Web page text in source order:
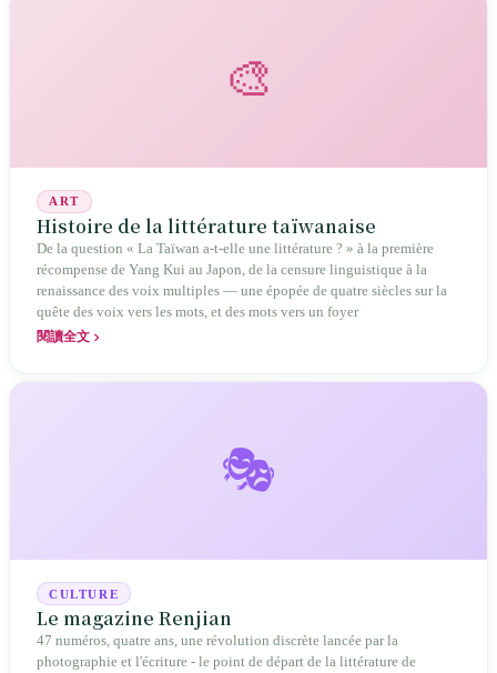
🎨
ART
Histoire de la littérature taïwanaise
De la question « La Taïwan a-t-elle une littérature ? » à la première
récompense de Yang Kui au Japon, de la censure linguistique à la
renaissance des voix multiples — une épopée de quatre siècles sur la
quête des voix vers les mots, et des mots vers un foyer
閱讀全文
🎭
CULTURE
Le magazine Renjian
47 numéros, quatre ans, une révolution discrète lancée par la
photographie et l'écriture - le point de départ de la littérature de